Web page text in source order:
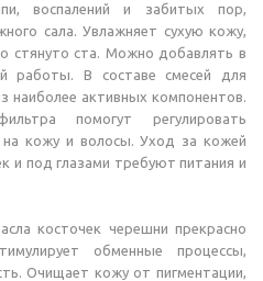
воспалений и забитых пор,
сала. Увлажняет сухую кожу,
стянуто ста. Можно добавлять в
работы. В составе смесей для
наиболее активных компонентов.
помогут регулировать
на кожу и волосы. Уход за кожей
и под глазами требуют питания и
косточек черешни прекрасно
обменные процессы,
Очищает кожу от пигментации,